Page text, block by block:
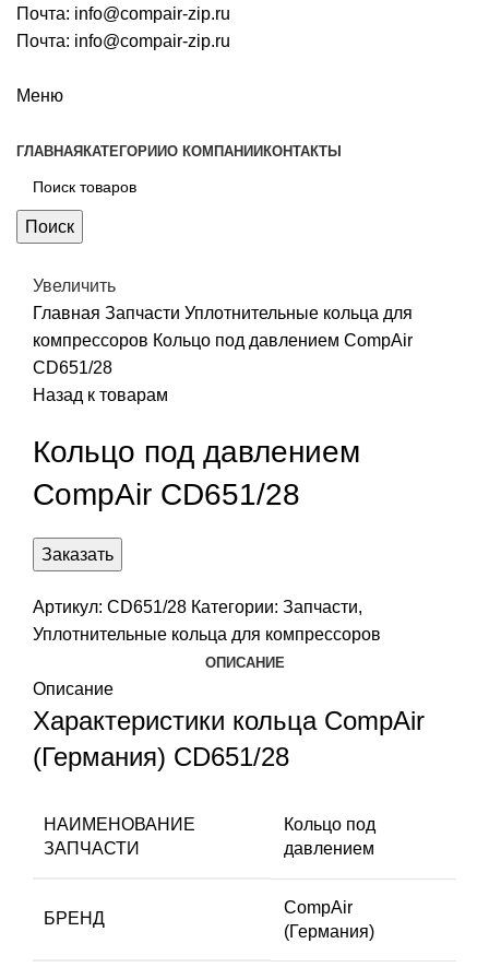
Почта: info@compair-zip.ru
Почта: info@compair-zip.ru
Меню
ГЛАВНАЯ КАТЕГОРИИО КОМПАНИИ КОНТАКТЫ
Поиск
Увеличить
Главная Запчасти Уплотнительные кольца для
компрессоров Кольцо под давлением CompAir
CD651/28
Назад к товарам
Кольцо под давлением
CompAir CD651/28
Заказать
Артикул: CD651/28 Категории: Запчасти,
Уплотнительные кольца для компрессоров
ОПИСАНИЕ
Описание
Характеристики кольца CompAir
(Германия) CD651/28
НАИМЕНОВАНИЕ
ЗАПЧАСТИ
Кольцо под
давлением
БРЕНД
CompAir
(Германия)